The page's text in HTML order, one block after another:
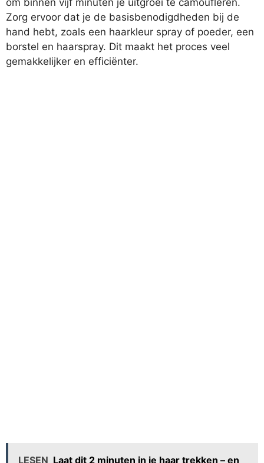
om binnen vijf minuten je uitgroei te camoufleren.
Zorg ervoor dat je de basisbenodigdheden bij de
hand hebt, zoals een haarkleur spray of poeder, een
borstel en haarspray. Dit maakt het proces veel
gemakkelijker en efficiënter.
LESEN Laat dit 2 minuten in je haar trekken – en